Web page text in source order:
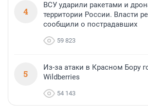
4
ВСУ ударили ракетами и
территории России. Власти
сообщили о пострадавших
59 823
5
Из-за атаки в Красном Бору
Wildberries
54 143